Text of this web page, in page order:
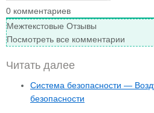
0 комментариев
Межтекстовые Отзывы
Посмотреть все комментарии
Читать далее
Система безопасности —
безопасности